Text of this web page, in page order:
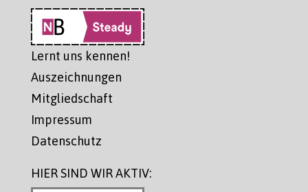
Lernt uns kennen!
Auszeichnungen
Mitgliedschaft
Impressum
Datenschutz
HIER SIND WIR AKTIV: